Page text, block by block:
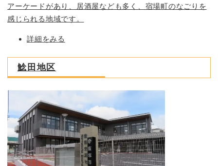
アーケードがあり、居酒屋なども多く、宿場町のなごりを
感じられる地域です。
詳細をみる
鯰田地区